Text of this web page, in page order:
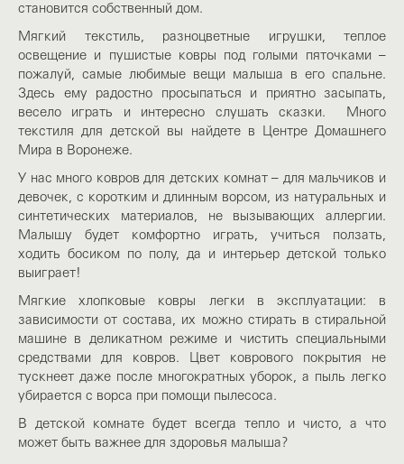
становится собственный дом.
Мягкий текстиль, разноцветные игрушки, теплое
освещение и пушистые ковры под голыми пяточками –
пожалуй, самые любимые вещи малыша в его спальне.
Здесь ему радостно просыпаться и приятно засыпать,
весело играть и интересно слушать сказки. Много
текстиля для детской вы найдете в Центре Домашнего
Мира в Воронеже.
У нас много ковров для детских комнат – для мальчиков и
девочек, с коротким и длинным ворсом, из натуральных и
синтетических материалов, не вызывающих аллергии.
Малышу будет комфортно играть, учиться ползать,
ходить босиком по полу, да и интерьер детской только
выиграет!
Мягкие хлопковые ковры легки в эксплуатации: в
зависимости от состава, их можно стирать в стиральной
машине в деликатном режиме и чистить специальными
средствами для ковров. Цвет коврового покрытия не
тускнеет даже после многократных уборок, а пыль легко
убирается с ворса при помощи пылесоса.
В детской комнате будет всегда тепло и чисто, а что
может быть важнее для здоровья малыша?